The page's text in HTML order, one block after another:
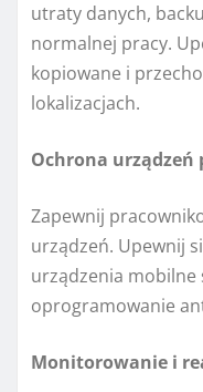
utraty danych,
normalnej pracy.
kopiowane i
lokalizacjach.
Ochrona
Zapewnij
urządzeń. Upewnij
urządzenia mobilne
oprogramowanie
Monitorowanie i